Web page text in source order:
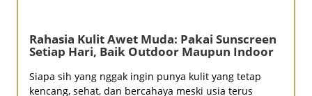
Rahasia Kulit Awet Muda: Pakai Sunscreen
Setiap Hari, Baik Outdoor Maupun Indoor
Siapa sih yang nggak ingin punya kulit yang tetap
kencang, sehat, dan bercahaya meski usia terus